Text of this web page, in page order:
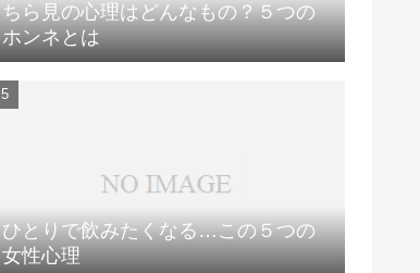
ちら見の心理はどんなもの？５つの
ホンネとは
ひとりで飲みたくなる…この５つの
女性心理